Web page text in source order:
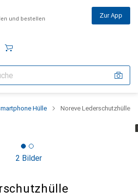
und bestellen Zur App
Hülle Noreve Lederschutzhülle
2 Bilder